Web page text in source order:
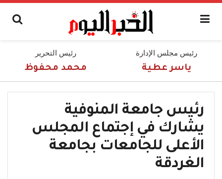
رئيس مجلس الإدارة
ياسر عطية
رئيس التحرير
محمد محفوظ
رئيس جامعة المنوفية
يشارك في إجتماع المجلس
الأعلى للجامعات بجامعة
الغردقة